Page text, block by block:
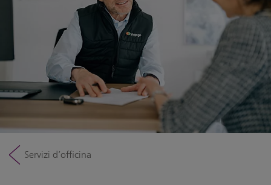
Servizi d’officina